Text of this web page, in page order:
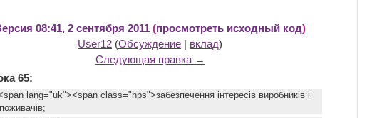
08:41, 2 сентября 2011 (просмотреть исходный код)
User12 (Обсуждение | вклад)
Следующая правка →
65:
lang="uk"><span class="hps">забезпечення інтересів виробників і